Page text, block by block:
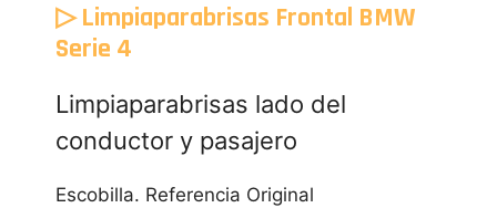
▷ Limpiaparabrisas Frontal BMW
Serie 4
Limpiaparabrisas lado del
conductor y pasajero
Escobilla. Referencia Original